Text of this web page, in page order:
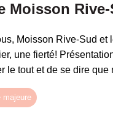
Moisson
Moisson Rive-Sud et
une fierté!
le tout et de se dire
majeure